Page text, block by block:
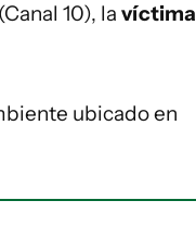
(Canal 10), la víctima
ubicado en